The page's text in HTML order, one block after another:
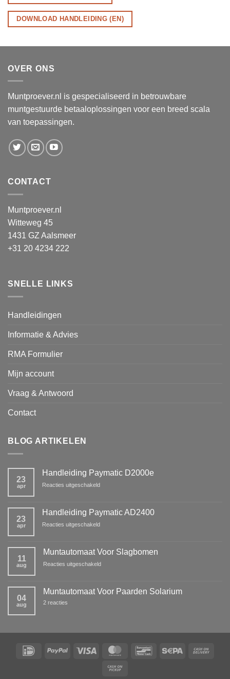
DOWNLOAD HANDLEIDING (EN)
OVER ONS
Muntproever.nl is gespecialiseerd in betrouwbare
muntgestuurde betaaloplossingen voor een breed scala
van toepassingen.
CONTACT
Muntproever.nl
Witteweg 45
1431 GZ Aalsmeer
+31 20 4234 222
SNELLE LINKS
Handleidingen
Informatie & Advies
RMA Formulier
Mijn account
Vraag & Antwoord
Contact
BLOG ARTIKELEN
23
apr
Handleiding Paymatic D2000e
Reacties uitgeschakeldvoor
D2000e
23
apr
Handleiding Paymatic AD2400
Reacties uitgeschakeldvoor
AD2400
11
aug
Muntautomaat Voor Slagbomen
Reacties uitgeschakeldvoor
Slagbomen
04
aug
Muntautomaat Voor Paarden Solarium
2 reacties
IDeal PayPal Visa MasterCardBancontactSepa